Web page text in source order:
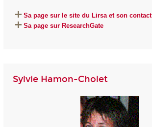
Sa page sur le site du Lirsa et son contact
Sa page sur ResearchGate
Sylvie Hamon-Cholet